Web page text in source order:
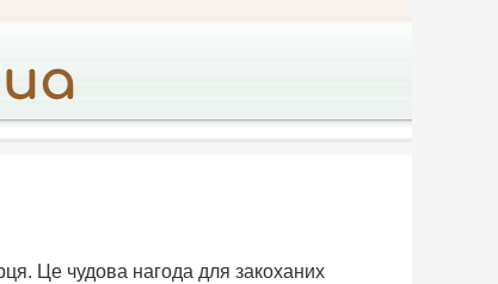
Це чудова нагода для закоханих